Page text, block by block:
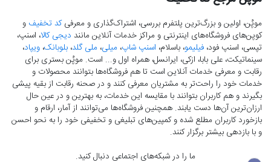
موپُن، اولین و بزرگ‌ترین پلتفرم بررسی، اشتراک‌گذاری و معرفیکد تخفیف و
کوپن‌های فروشگاه‌های اینترنتی و مراکز خدمات آنلاین مانند دیجی کالا، اسنپ،
تپسی، اسنپ فود، فیلیمو، باسلام، اسنپ شاپ، میلی، ملی گلد، بلوبانک، ویپاد،
سینماتیکت، علی بابا، ازکی، ایرانسل، همراه اول و... است. موپُن بستری برای
رقابت و معرفی خدمات آنلاین است تا هم فروشگاه‌ها بتوانند محصولات و
خدمات خود را راحت‌تر به مشتریان معرفی کنند و در صحنه رقابت از بقیه پیشی
بگیرند و هم کاربران بتوانند با مقایسه این خدمات، به بهترین و در عین حال
ارزان‌ترین آن‌ها دست‌ یابند. همچنین فروشگاه‌ها می‌توانند از آمار، ارقام و
بازخورد کاربران مطلع شده و کمپین‌های تبلیغی و تخفیفی خود را به نحو احسن
و با بازدهی بیشتر برگزار کنند.
ما را در شبکه‌های اجتماعی دنبال کنید.